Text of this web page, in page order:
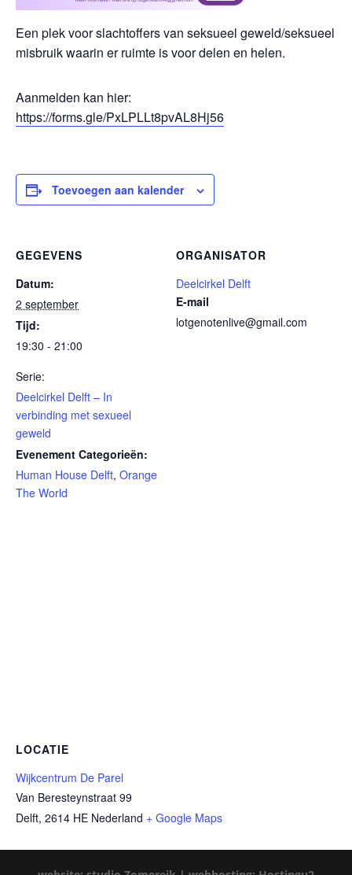
Een plek voor slachtoffers van seksueel geweld/seksueel
misbruik waarin er ruimte is voor delen en helen.
Aanmelden kan hier:
https://forms.gle/PxLPLLt8pvAL8Hj56
Toevoegen aan kalender
GEGEVENS
Datum:
2 september
Tijd:
19:30 - 21:00
Serie:
Deelcirkel Delft – In
verbinding met sexueel
geweld
Evenement Categorieën:
Human House Delft, Orange
The World
ORGANISATOR
Deelcirkel Delft
E-mail
lotgenotenlive@gmail.com
LOCATIE
Wijkcentrum De Parel
Van Beresteynstraat 99
Delft, 2614 HE Nederland + Google Maps